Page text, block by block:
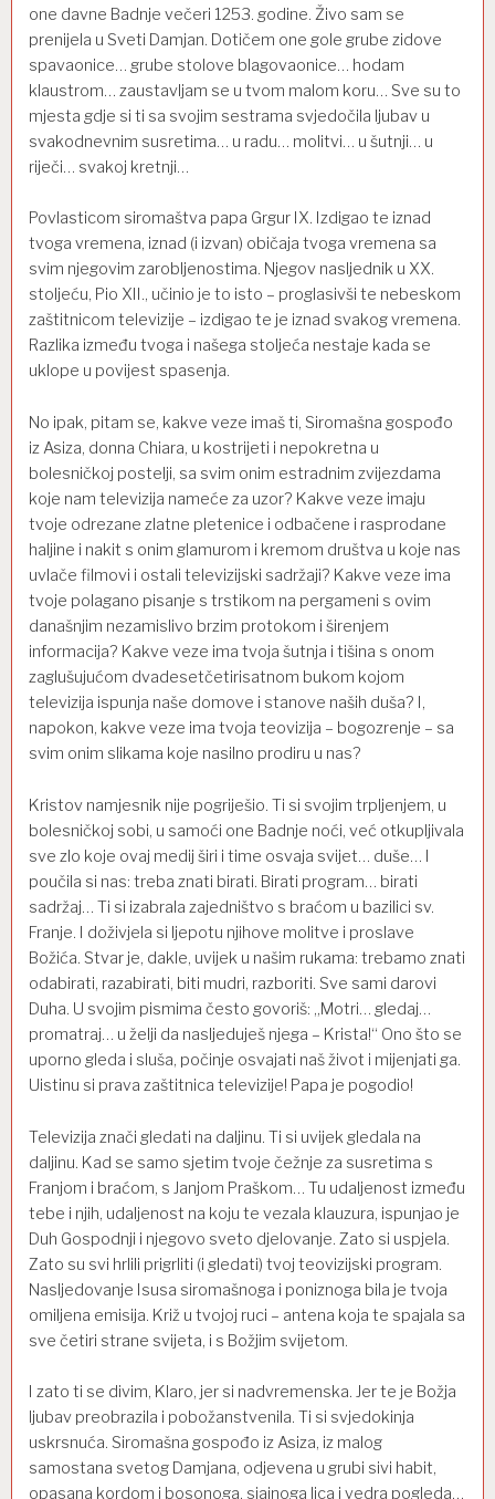
one davne Badnje večeri 1253. godine. Živo sam se
prenijela u Sveti Damjan. Dotičem one gole grube zidove
spavaonice… grube stolove blagovaonice… hodam
klaustrom… zaustavljam se u tvom malom koru… Sve su to
mjesta gdje si ti sa svojim sestrama svjedočila ljubav u
svakodnevnim susretima… u radu… molitvi… u šutnji… u
riječi… svakoj kretnji…
Povlasticom siromaštva papa Grgur IX. Izdigao te iznad
tvoga vremena, iznad (i izvan) običaja tvoga vremena sa
svim njegovim zarobljenostima. Njegov nasljednik u XX.
stoljeću, Pio XII., učinio je to isto – proglasivši te nebeskom
zaštitnicom televizije – izdigao te je iznad svakog vremena.
Razlika između tvoga i našega stoljeća nestaje kada se
uklope u povijest spasenja.
No ipak, pitam se, kakve veze imaš ti, Siromašna gospođo
iz Asiza, donna Chiara, u kostrijeti i nepokretna u
bolesničkoj postelji, sa svim onim estradnim zvijezdama
koje nam televizija nameće za uzor? Kakve veze imaju
tvoje odrezane zlatne pletenice i odbačene i rasprodane
haljine i nakit s onim glamurom i kremom društva u koje nas
uvlače filmovi i ostali televizijski sadržaji? Kakve veze ima
tvoje polagano pisanje s trstikom na pergameni s ovim
današnjim nezamislivo brzim protokom i širenjem
informacija? Kakve veze ima tvoja šutnja i tišina s onom
zaglušujućom dvadesetčetirisatnom bukom kojom
televizija ispunja naše domove i stanove naših duša? I,
napokon, kakve veze ima tvoja teovizija – bogozrenje – sa
svim onim slikama koje nasilno prodiru u nas?
Kristov namjesnik nije pogriješio. Ti si svojim trpljenjem, u
bolesničkoj sobi, u samoći one Badnje noći, već otkupljivala
sve zlo koje ovaj medij širi i time osvaja svijet… duše… I
poučila si nas: treba znati birati. Birati program… birati
sadržaj… Ti si izabrala zajedništvo s braćom u bazilici sv.
Franje. I doživjela si ljepotu njihove molitve i proslave
Božića. Stvar je, dakle, uvijek u našim rukama: trebamo znati
odabirati, razabirati, biti mudri, razboriti. Sve sami darovi
Duha. U svojim pismima često govoriš: „Motri… gledaj…
promatraj… u želji da nasljeduješ njega – Krista!“ Ono što se
uporno gleda i sluša, počinje osvajati naš život i mijenjati ga.
Uistinu si prava zaštitnica televizije! Papa je pogodio!
Televizija znači gledati na daljinu. Ti si uvijek gledala na
daljinu. Kad se samo sjetim tvoje čežnje za susretima s
Franjom i braćom, s Janjom Praškom… Tu udaljenost između
tebe i njih, udaljenost na koju te vezala klauzura, ispunjao je
Duh Gospodnji i njegovo sveto djelovanje. Zato si uspjela.
Zato su svi hrlili prigrliti (i gledati) tvoj teovizijski program.
Nasljedovanje Isusa siromašnoga i poniznoga bila je tvoja
omiljena emisija. Križ u tvojoj ruci – antena koja te spajala sa
sve četiri strane svijeta, i s Božjim svijetom.
I zato ti se divim, Klaro, jer si nadvremenska. Jer te je Božja
ljubav preobrazila i pobožanstvenila. Ti si svjedokinja
uskrsnuća. Siromašna gospođo iz Asiza, iz malog
samostana svetog Damjana, odjevena u grubi sivi habit,
opasana kordom i bosonoga, sjajnoga lica i vedra pogleda…